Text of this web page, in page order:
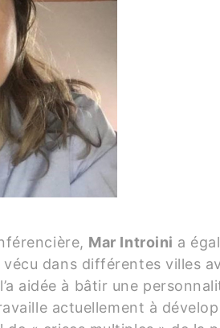
Mar Introini a
vécu dans différentes villes
aidée à bâtir une
actuellement à